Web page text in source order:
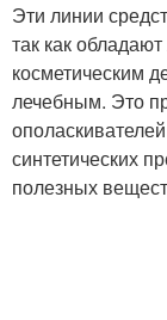
Эти линии
так как
косметическим
лечебным. Это
синтетических
полезных